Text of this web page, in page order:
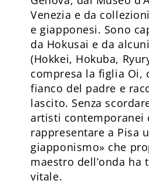
Venezia e da
e giapponesi. Sono
da Hokusai e da
(Hokkei, Hokuba,
compresa la figlia Oi,
fianco del padre e
lascito. Senza
artisti contemporanei
rappresentare a Pisa
giapponismo» che
maestro dell’onda ha
vitale.